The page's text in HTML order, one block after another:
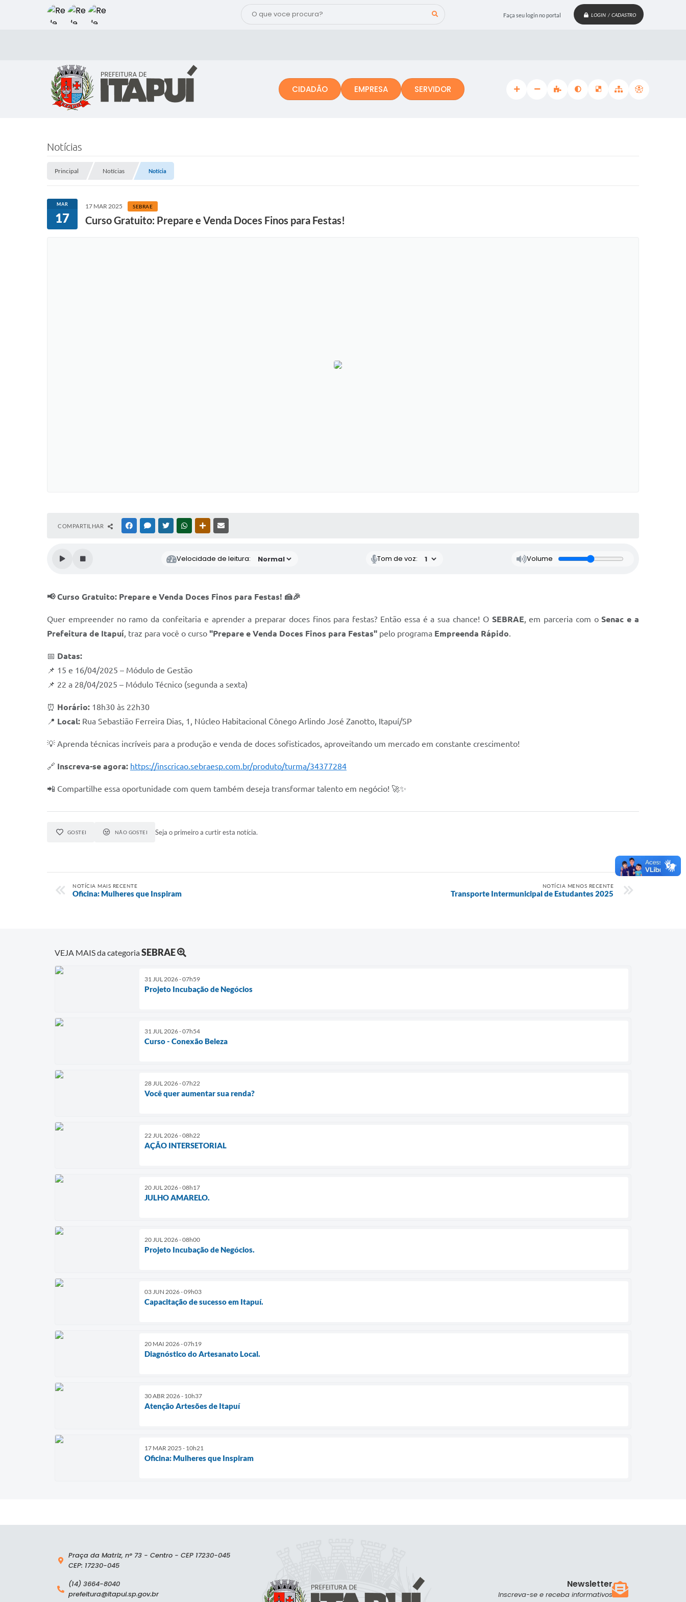
Faça seu login no portal LOGIN / CADASTRO
CIDADÃO EMPRESA SERVIDOR
Notícias
Principal Notícias Notícia
MAR
17
17 MAR 2025 SEBRAE
Curso Gratuito: Prepare e Venda Doces Finos para Festas!
COMPARTILHAR FACEBOOKMESSENGER
TWITTERWHATSAPPOUTRAS MÍDIAS
Velocidade de leitura: Tom de voz: Volume
📢 Curso Gratuito: Prepare e Venda Doces Finos para Festas! 🍰🎉
Quer empreender no ramo da confeitaria e aprender a preparar doces finos para festas? Então essa é a sua chance! O SEBRAE, em parceria com oSenac e a
Prefeitura de Itapuí, traz para você o curso "Prepare e Venda Doces Finos para Festas" pelo programa Empreenda Rápido.
📅 Datas:
📌 15 e 16/04/2025 – Módulo de Gestão
📌 22 a 28/04/2025 – Módulo Técnico (segunda a sexta)
⏰ Horário: 18h30 às 22h30
📍 Local: Rua Sebastião Ferreira Dias, 1, Núcleo Habitacional Cônego Arlindo José Zanotto, Itapuí/SP
💡 Aprenda técnicas incríveis para a produção e venda de doces sofisticados, aproveitando um mercado em constante crescimento!
🔗 Inscreva-se agora: https://inscricao.sebraesp.com.br/produto/turma/34377284
📲 Compartilhe essa oportunidade com quem também deseja transformar talento em negócio! 🚀✨
GOSTEI NÃO GOSTEI Seja o primeiro a curtir esta notícia.
NOTÍCIA MAIS RECENTE
Oficina: Mulheres que Inspiram
NOTÍCIA MENOS RECENTE
Transporte Intermunicipal de Estudantes 2025
VEJA MAIS da categoriaSEBRAE
31 JUL 2026 - 07h59
Projeto Incubação de Negócios
31 JUL 2026 - 07h54
Curso - Conexão Beleza
28 JUL 2026 - 07h22
Você quer aumentar sua renda?
22 JUL 2026 - 08h22
AÇÃO INTERSETORIAL
20 JUL 2026 - 08h17
JULHO AMARELO.
20 JUL 2026 - 08h00
Projeto Incubação de Negócios.
03 JUN 2026 - 09h03
Capacitação de sucesso em Itapuí.
20 MAI 2026 - 07h19
Diagnóstico do Artesanato Local.
30 ABR 2026 - 10h37
Atenção Artesões de Itapuí
17 MAR 2025 - 10h21
Oficina: Mulheres que Inspiram
Praça da Matriz, n° 73 - Centro - CEP 17230-045
CEP: 17230-045
(14) 3664-8040
prefeitura@itapui.sp.gov.br
Newsletter
Inscreva-se e receba informativos